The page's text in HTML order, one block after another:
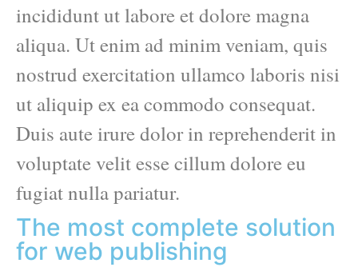
incididunt ut labore et dolore magna
aliqua. Ut enim ad minim veniam, quis
nostrud exercitation ullamco laboris nisi
ut aliquip ex ea commodo consequat.
Duis aute irure dolor in reprehenderit in
voluptate velit esse cillum dolore eu
fugiat nulla pariatur.
The most complete solution
for web publishing